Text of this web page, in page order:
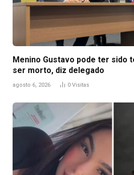
Menino Gustavo pode ter sido
ser morto, diz delegado
agosto 6, 2026 0 Visitas